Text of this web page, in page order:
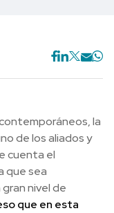
la
de los aliados y
cuenta el
que sea
nivel de
que en esta